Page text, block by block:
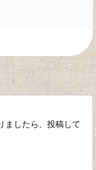
ましたら、投稿して